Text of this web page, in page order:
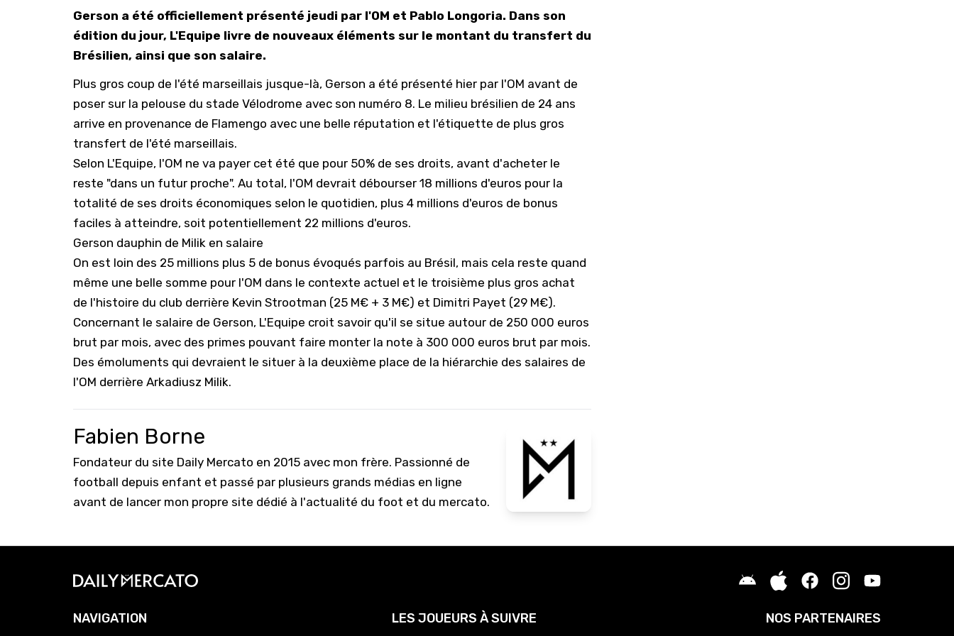
Gerson a été officiellement présenté jeudi par l'OM et Pablo Longoria. Dans son
édition du jour, L'Equipe livre de nouveaux éléments sur le montant du transfert du
Brésilien, ainsi que son salaire.
Plus gros coup de l'été marseillais jusque-là, Gerson a été présenté hier par l'OM avant de
poser sur la pelouse du stade Vélodrome avec son numéro 8. Le milieu brésilien de 24 ans
arrive en provenance de Flamengo avec une belle réputation et l'étiquette de plus gros
transfert de l'été marseillais.
Selon L'Equipe, l'OM ne va payer cet été que pour 50% de ses droits, avant d'acheter le
reste "dans un futur proche". Au total, l'OM devrait débourser 18 millions d'euros pour la
totalité de ses droits économiques selon le quotidien, plus 4 millions d'euros de bonus
faciles à atteindre, soit potentiellement 22 millions d'euros.
Gerson dauphin de Milik en salaire
On est loin des 25 millions plus 5 de bonus évoqués parfois au Brésil, mais cela reste quand
même une belle somme pour l'OM dans le contexte actuel et le troisième plus gros achat
de l'histoire du club derrière Kevin Strootman (25 M€ + 3 M€) et Dimitri Payet (29 M€).
Concernant le salaire de Gerson, L'Equipe croit savoir qu'il se situe autour de 250 000 euros
brut par mois, avec des primes pouvant faire monter la note à 300 000 euros brut par mois.
Des émoluments qui devraient le situer à la deuxième place de la hiérarchie des salaires de
l'OM derrière Arkadiusz Milik.
Fabien Borne
Fondateur du site Daily Mercato en 2015 avec mon frère. Passionné de
football depuis enfant et passé par plusieurs grands médias en ligne
avant de lancer mon propre site dédié à l'actualité du foot et du mercato.
NAVIGATION LES JOUEURS À SUIVRE NOS PARTENAIRES